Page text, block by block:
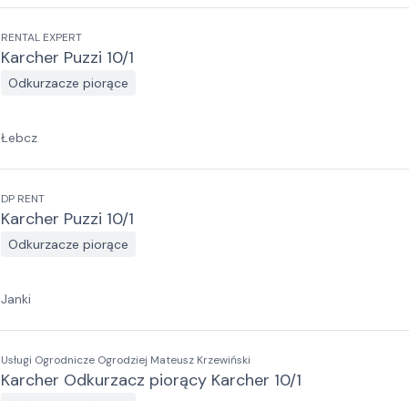
RENTAL EXPERT
Karcher Puzzi 10/1
Odkurzacze piorące
Łebcz
DP RENT
Karcher Puzzi 10/1
Odkurzacze piorące
Janki
Usługi Ogrodnicze Ogrodziej Mateusz Krzewiński
Karcher Odkurzacz piorący Karcher 10/1